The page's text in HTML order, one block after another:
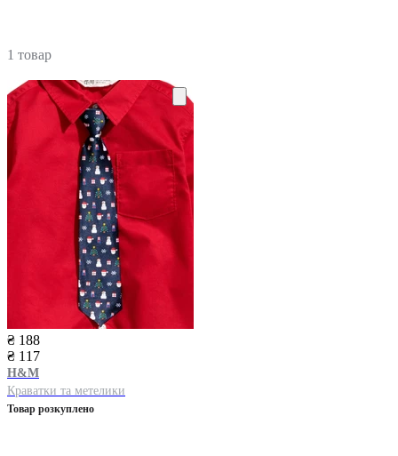
1 товар
₴ 188
₴ 117
H&M
Краватки та метелики
Товар розкуплено